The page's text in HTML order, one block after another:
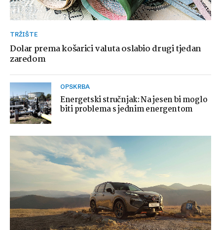
TRŽIŠTE
Dolar prema košarici valuta oslabio drugi tjedan
zaredom
OPSKRBA
Energetski stručnjak: Na jesen bi moglo
biti problema s jednim energentom